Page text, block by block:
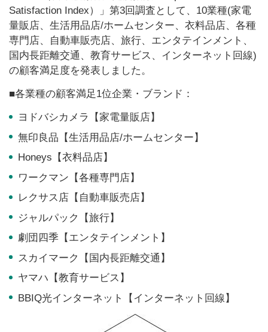
Satisfaction Index）」第3回調査として、10業種(家電
量販店、生活用品店/ホームセンター、衣料品店、各種
専門店、自動車販売店、旅行、エンタテインメント、
国内長距離交通、教育サービス、インターネット回線)
の顧客満足度を発表しました。
■各業種の顧客満足1位企業・ブランド：
ヨドバシカメラ【家電量販店】
無印良品【生活用品店/ホームセンター】
Honeys【衣料品店】
ワークマン【各種専門店】
レクサス店【自動車販売店】
ジャルパック【旅行】
劇団四季【エンタテインメント】
スカイマーク【国内長距離交通】
ヤマハ【教育サービス】
BBIQ光インターネット【インターネット回線】